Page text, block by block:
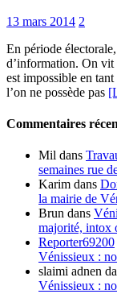
13 mars 2014 2
En période
d’information. On vit
est impossible en
l’on ne possède pas
Commentaires
Mil dans
semaines rue
Karim dans
la mairie de
Brun dans
majorité, intox
Reporter69200
Vénissieux :
slaimi adnen
Vénissieux :